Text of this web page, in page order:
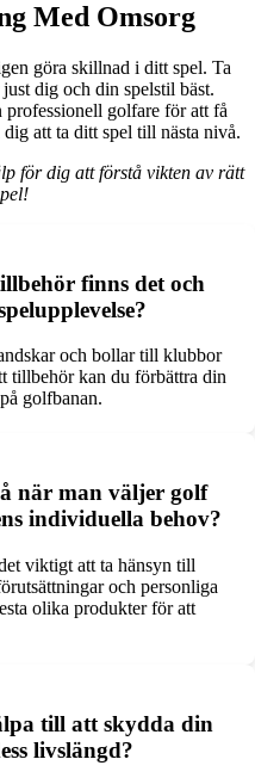
Med Omsorg
göra skillnad i ditt spel. Ta
dig och din spelstil bäst.
golfare för att få
att ta ditt spel till nästa nivå.
för dig att förstå vikten av rätt
finns det och
och bollar till klubbor
tillbehör kan du förbättra din
golfbanan.
när man väljer golf
individuella behov?
viktigt att ta hänsyn till
och personliga
olika produkter för att
till att skydda din
livslängd?